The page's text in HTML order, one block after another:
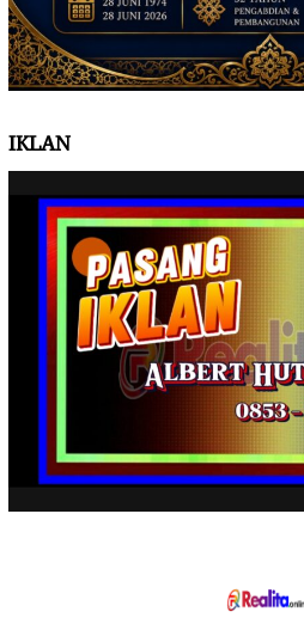
IKLAN